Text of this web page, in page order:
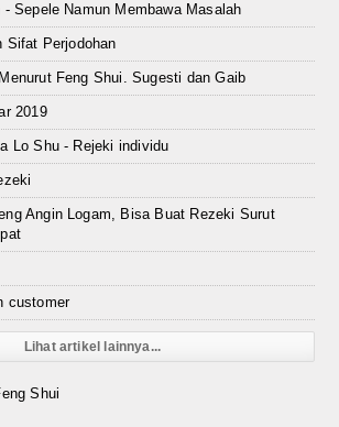
Sepele Namun Membawa Masalah
Sifat Perjodohan
Feng Shui. Sugesti dan Gaib
2019
Lo Shu - Rejeki individu
Angin Logam, Bisa Buat Rezeki Surut
customer
Lihat artikel lainnya...